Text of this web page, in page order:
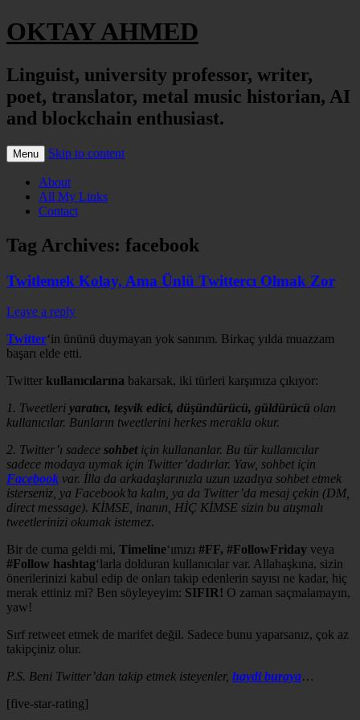
OKTAY AHMED
Linguist, university professor, writer,
poet, translator, metal music historian, AI
and blockchain enthusiast.
Menu Skip to content
About
All My Links
Contact
Tag Archives: facebook
Twitlemek Kolay, Ama Ünlü Twittercı Olmak Zor
Leave a reply
Twitter‘in ününü duymayan yok sanırım. Birkaç yılda muazzam
başarı elde etti.
Twitter kullanıcılarına bakarsak, iki türleri karşımıza çıkıyor:
1. Tweetleri yaratıcı, teşvik edici, düşündürücü, güldürücü olan
kullanıcılar. Bunların tweetlerini herkes merakla okur.
2. Twitter’ı sadece sohbetiçin kullananlar. Bu tür kullanıcılar
sadece modaya uymak için Twitter’dadırlar. Yaw, sohbet için
Facebook var. İlla da arkadaşlarınızla uzun uzadıya sohbet etmek
isterseniz, ya Facebook’ta kalın, ya da Twitter’da mesaj çekin (DM,
direct message). KİMSE, inanın, HİÇ KİMSE sizin bu atışmalı
tweetlerinizi okumak istemez.
Bir de cuma geldi mi, Timeline‘ımızı #FF, #FollowFriday veya
#Follow hashtag‘larla dolduran kullanıcılar var. Allahaşkına, sizin
önerilerinizi kabul edip de onları takip edenlerin sayısı ne kadar, hiç
merak ettiniz mi? Ben söyleyeyim: SIFIR! O zaman saçmalamayın,
yaw!
Sırf retweet etmek de marifet değil. Sadece bunu yaparsanız, çok az
takipçiniz olur.
P.S. Beni Twitter’dan takip etmek isteyenler, haydi buraya…
[five-star-rating]